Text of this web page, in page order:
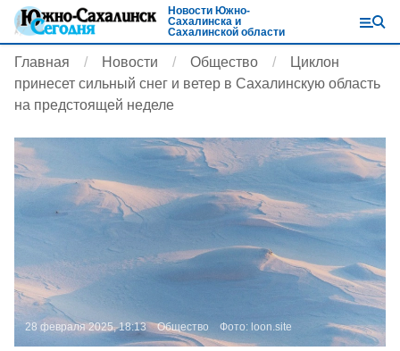
Новости Южно-
Сахалинска и
Сахалинской области
Главная Новости Общество
Циклон
принесет сильный снег и ветер в Сахалинскую область
на предстоящей неделе
28 февраля 2025, 18:13 Общество Фото: loon.site